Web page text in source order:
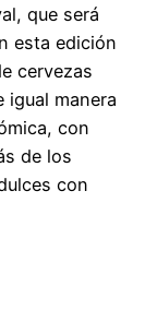
que será
esta edición
cervezas
igual manera
con
de los
con